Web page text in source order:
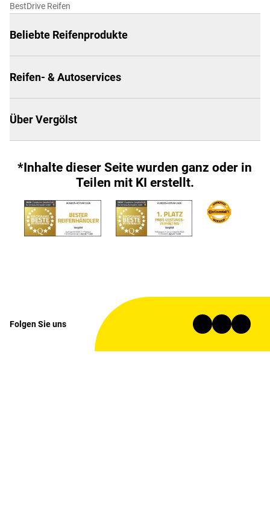
BestDrive Reifen
Beliebte Reifenprodukte
Reifen- & Autoservices
Über Vergölst
*Inhalte dieser Seite wurden ganz oder in
Teilen mit KI erstellt.
Folgen Sie uns